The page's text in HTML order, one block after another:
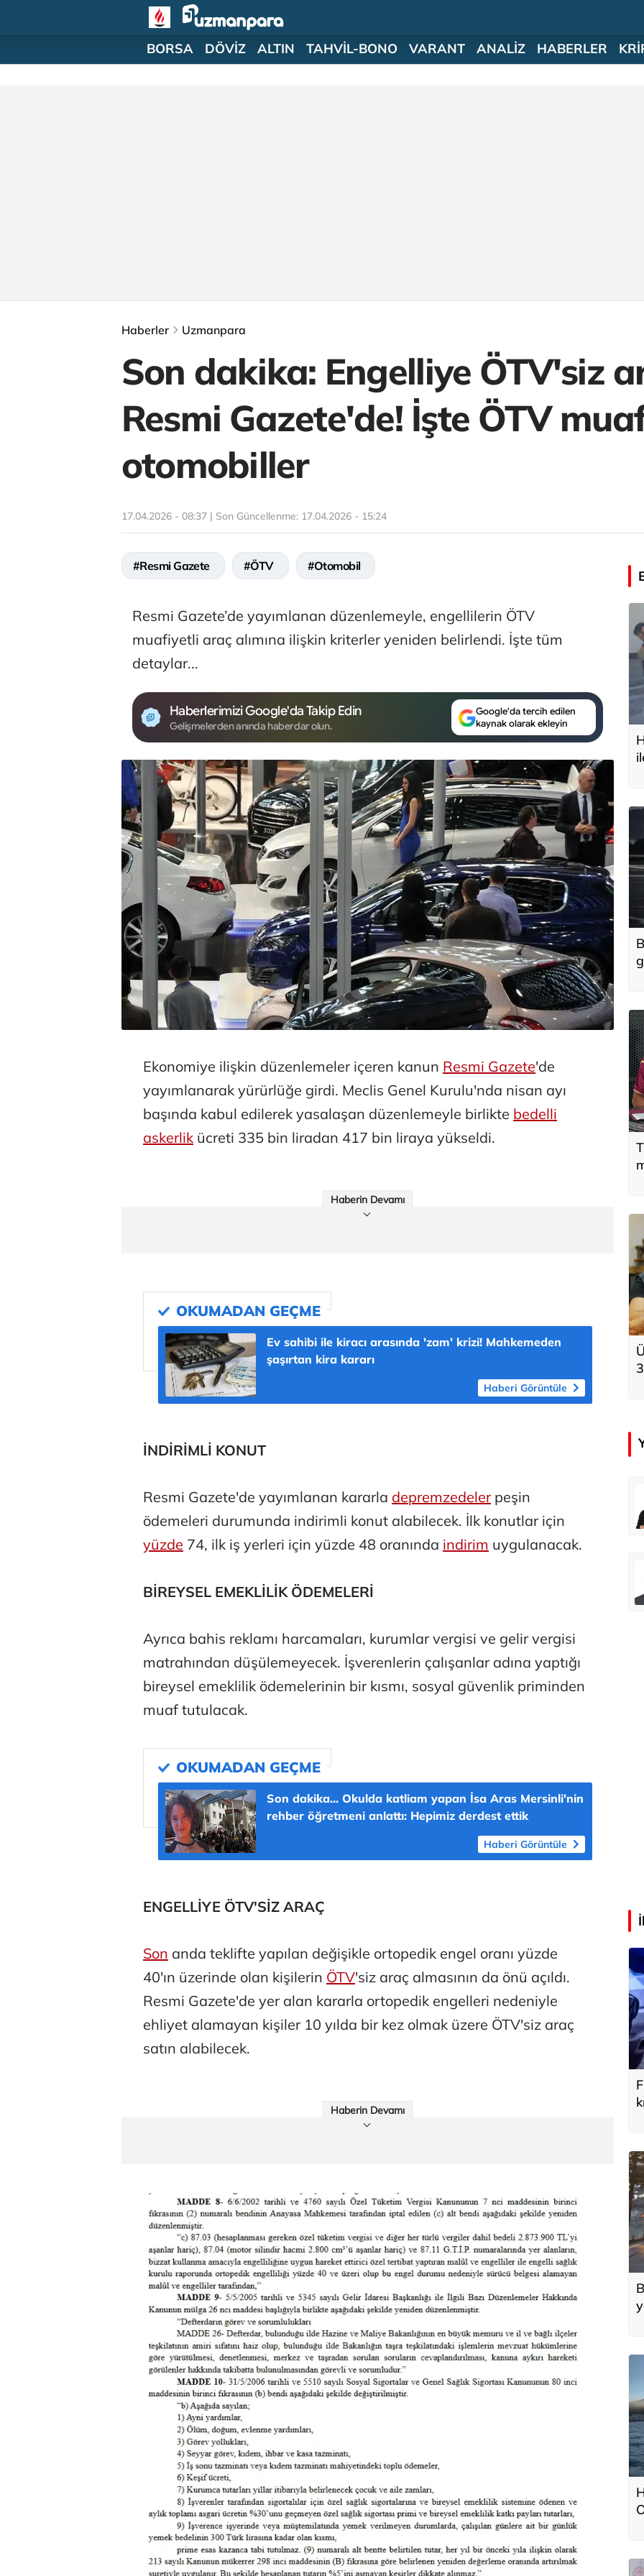
BORSA DÖVİZ ALTIN TAHVİL-BONO VARANT ANALİZ HABERLER
Haberler Uzmanpara
Son dakika: Engelliye ÖTV'siz
Resmi Gazete'de! İşte ÖTV
otomobiller
17.04.2026 - 08:37 | Son Güncellenme: 17.04.2026 - 15:24
#Resmi Gazete #ÖTV #Otomobil
Resmi Gazete’de yayımlanan düzenlemeyle, engellilerin ÖTV
muafiyetli araç alımına ilişkin kriterler yeniden belirlendi. İşte tüm
detaylar...
Haberlerimizi Google'da Takip Edin
Gelişmelerden anında haberdar olun.
Google'da tercih edilen
kaynak olarak ekleyin
Ekonomiye ilişkin düzenlemeler içeren kanun Resmi Gazete'de
yayımlanarak yürürlüğe girdi. Meclis Genel Kurulu'nda nisan ayı
başında kabul edilerek yasalaşan düzenlemeyle birlikte bedelli
askerlikücreti 335 bin liradan 417 bin liraya yükseldi.
Haberin Devamı
Ev sahibi ile kiracı arasında 'zam' krizi! Mahkemeden
şaşırtan kira kararı
Haberi Görüntüle
İNDİRİMLİ KONUT
Resmi Gazete'de yayımlanan kararla depremzedelerpeşin
ödemeleri durumunda indirimli konut alabilecek. İlk konutlar için
yüzde 74, ilk iş yerleri için yüzde 48 oranında indirim uygulanacak.
BİREYSEL EMEKLİLİK ÖDEMELERİ
Ayrıca bahis reklamı harcamaları, kurumlar vergisi ve gelir vergisi
matrahından düşülemeyecek. İşverenlerin çalışanlar adına yaptığı
bireysel emeklilik ödemelerinin bir kısmı, sosyal güvenlik priminden
muaf tutulacak.
Son dakika... Okulda katliam yapan İsa Aras Mersinli'nin
rehber öğretmeni anlattı: Hepimiz derdest ettik
Haberi Görüntüle
ENGELLİYE ÖTV'SİZ ARAÇ
Son anda teklifte yapılan değişikle ortopedik engel oranı yüzde
40'ın üzerinde olan kişilerin ÖTV'siz araç almasının da önü açıldı.
Resmi Gazete'de yer alan kararla ortopedik engelleri nedeniyle
ehliyet alamayan kişiler 10 yılda bir kez olmak üzere ÖTV'siz araç
satın alabilecek.
Haberin Devamı
Osman Gençer
İnsan-ı Kâmilden Erdemli Şehre: İslam Düşüncesinde Adalet-II
Tunca Bengin
MİT’den CIA’ye de mesaj...
Ali Eyüboğlu
Aşk yok, ama suç itirafı var!
Çağdaş Ertuna